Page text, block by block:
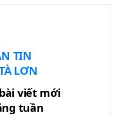
TIN
LƠN
viết mới
tuần